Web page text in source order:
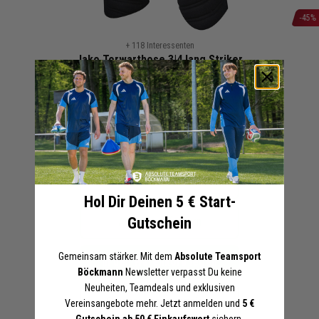
Jako Torwarthose 3|4 lang Striker
Kinder | 8938-08 | gepolstert
Schwarz
Anfang
der
Bildergalerie
springen
+ 118 Interessenten
39,99 € UVP
21,99 €
-45%
Online-Preise können von den Filialpreisen abweichen
Artikel merken
Angebot anfordern
In den Warenkorb legen
Druckoptionen anzeigen
Hol Dir Deinen 5 € Start-
Gutschein
Gemeinsam stärker. Mit dem Absolute Teamsport
Böckmann Newsletter verpasst Du keine
Neuheiten, Teamdeals und exklusiven
Vereinsangebote mehr. Jetzt anmelden und 5 €